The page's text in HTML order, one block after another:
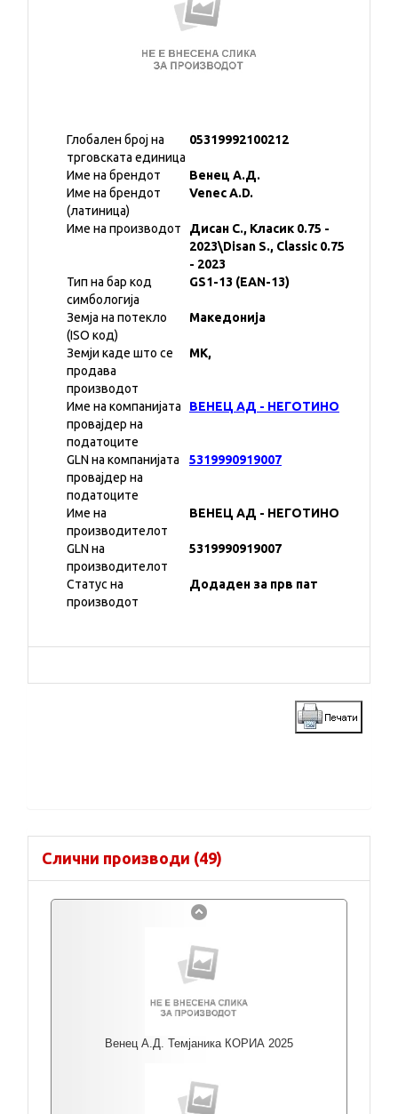
Глобален број на
трговската единица
05319992100212
Име на брендот
Венец А.Д.
Име на брендот
(латиница)
Venec A.D.
Име на производот
Дисан С., Класик 0.75 -
2023\Disan S., Classic 0.75
- 2023
Тип на бар код
симбологија
GS1-13 (EAN-13)
Земја на потекло
(ISO код)
Македонија
Земји каде што се
продава
производот
MK,
Име на компанијата
провајдер на
податоците
ВЕНЕЦ АД - НЕГОТИНО
GLN на компанијата
провајдер на
податоците
5319990919007
Име на
производителот
ВЕНЕЦ АД - НЕГОТИНО
GLN на
производителот
5319990919007
Статус на
производот
Додаден за прв пат
Слични производи (49)
Венец А.Д. Темјаника КОРИА 2025